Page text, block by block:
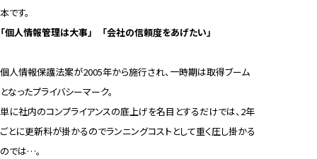
本です。
「個人情報管理は大事」 「会社の信頼度をあげたい」
個人情報保護法案が2005年から施行され、一時期は取得ブーム
となったプライバシーマーク。
単に社内のコンプライアンスの底上げを名目とするだけでは、2年
ごとに更新料が掛かるのでランニングコストとして重く圧し掛かる
のでは…。